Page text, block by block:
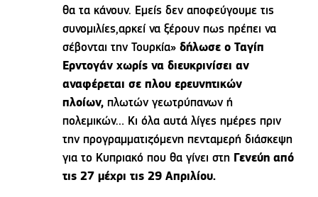
θα τα κάνουν. Εμείς δεν αποφεύγουμε τις
συνομιλίες,αρκεί να ξέρουν πως πρέπει να
σέβονται την Τουρκία»δήλωσε ο Ταγίπ
Ερντογάν χωρίς να διευκρινίσει αν
αναφέρεται σε πλου ερευνητικών
πλοίων, πλωτών γεωτρύπανων ή
πολεμικών… Κι όλα αυτά λίγες ημέρες πριν
την προγραμματιζόμενη πενταμερή διάσκεψη
για το Κυπριακό που θα γίνει στη Γενεύη από
τις 27 μέχρι τις 29 Απριλίου.